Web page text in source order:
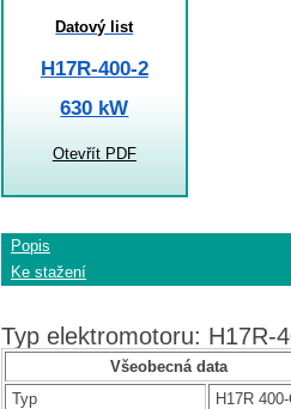
Datový list
H17R-400-2
630 kW
Otevřít PDF
Popis
Ke stažení
Typ elektromotoru: H17R-
Všeobecná data
Typ
H17R